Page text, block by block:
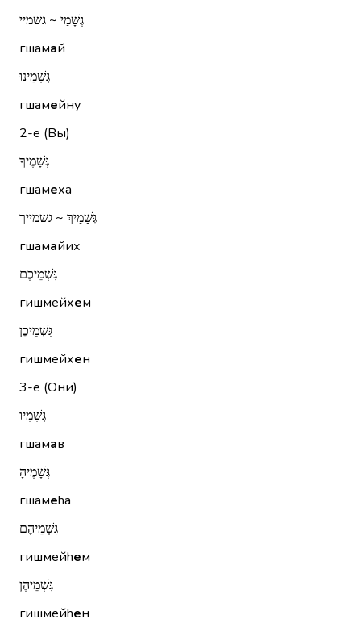
גְּשָׁמַי ~ גשמיי
гшамай
גְּשָׁמֵינוּ
гшамейну
2-е (Вы)
גְּשָׁמֶיךָ
гшамеха
גְּשָׁמַיִךְ ~ גשמייך
гшамайих
גִּשְׁמֵיכֶם
гишмейхем
גִּשְׁמֵיכֶן
гишмейхен
3-е (Они)
גְּשָׁמָיו
гшамав
גְּשָׁמֶיהָ
гшамеhа
גִּשְׁמֵיהֶם
гишмейhем
גִּשְׁמֵיהֶן
гишмейhен